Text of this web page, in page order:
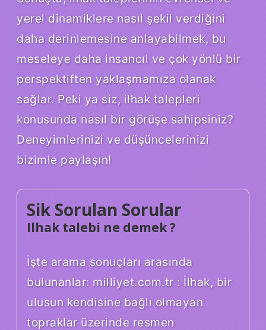
yerel dinamiklere nasıl şekil verdiğini
daha derinlemesine anlayabilmek, bu
meseleye daha insancıl ve çok yönlü bir
perspektiften yaklaşmamıza olanak
sağlar. Peki ya siz, ilhak talepleri
konusunda nasıl bir görüşe sahipsiniz?
Deneyimlerinizi ve düşüncelerinizi
bizimle paylaşın!
Sik Sorulan Sorular
Ilhak talebi ne demek ?
İşte arama sonuçları arasında
bulunanlar: milliyet.com.tr : İlhak, bir
ulusun kendisine bağlı olmayan
topraklar üzerinde resmen